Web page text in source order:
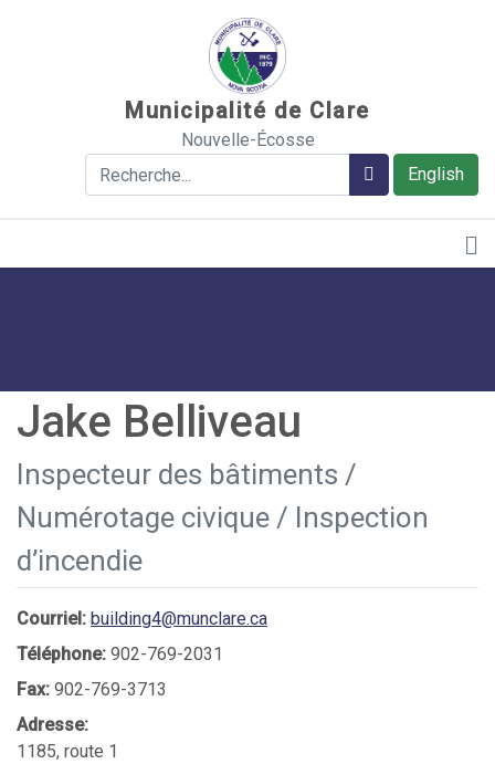
Municipalité de Clare
Nouvelle-Écosse
English
Rechercher Rechercher
Jake Belliveau
Inspecteur des bâtiments /
Numérotage civique / Inspection
d’incendie
Courriel: building4@munclare.ca
Téléphone: 902-769-2031
Fax: 902-769-3713
Adresse:
1185, route 1